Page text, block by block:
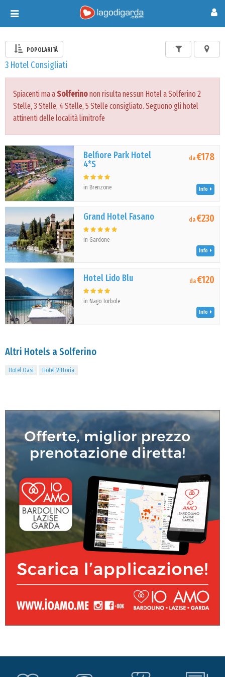
Toggle
navigation
POPOLARITÀ
3 Hotel Consigliati
Spiacenti ma aSolferinonon risulta nessun Hotel a Solferino 2
Stelle, 3 Stelle, 4 Stelle, 5 Stelle consigliato. Seguono gli hotel
attinenti delle località limitrofe
Belfiore Park Hotel
4*S
in Brenzone
da€178
Info
Grand Hotel Fasano
in Gardone
da€230
Info
Hotel Lido Blu
in Nago Torbole
da€120
Info
Altri Hotels a Solferino
Hotel Oasi Hotel Vittoria